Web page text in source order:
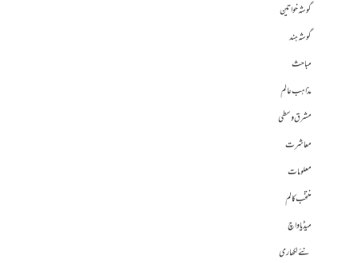
گوشہ خواتین
گوشہ ہند
مباحث
مذاہب عالم
مشرق وسطی
معاشرت
معلومات
منتخب کالم
میڈیا واچ
نئے لکھاری